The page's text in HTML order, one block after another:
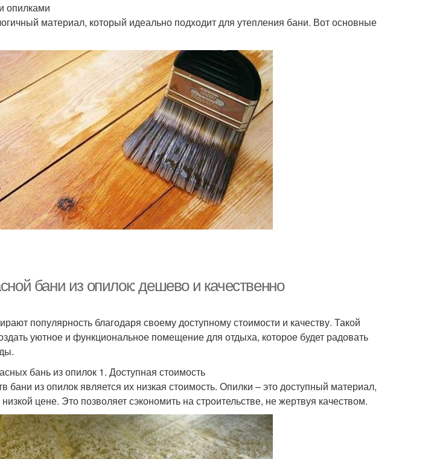
опилками
материал, который идеально подходит для утепления бани. Вот основные
бани из опилок: дешево и качественно
популярность благодаря своему доступному стоимости и качеству. Такой
уютное и функциональное помещение для отдыха, которое будет радовать
бань из опилок 1. Доступная стоимость
из опилок является их низкая стоимость. Опилки – это доступный материал,
цене. Это позволяет сэкономить на строительстве, не жертвуя качеством.